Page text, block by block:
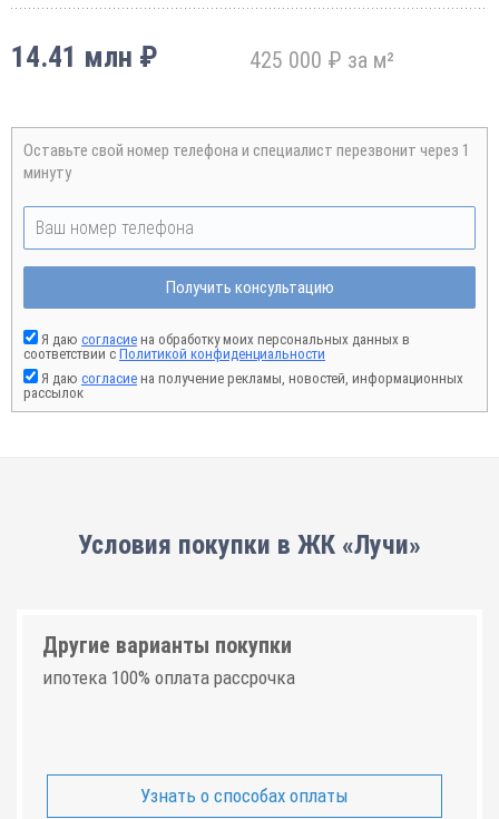
14.41 млн ₽ 425 000 ₽ за м²
Оставьте свой номер телефона и специалист перезвонит через 1
минуту
Получить консультацию
Я даю согласие на обработку моих персональных данных в
соответствии с Политикой конфиденциальности
Я даю согласие на получение рекламы, новостей, информационных
рассылок
Условия покупки в ЖК «Лучи»
Другие варианты покупки
ипотека 100% оплата рассрочка
Узнать о способах оплаты